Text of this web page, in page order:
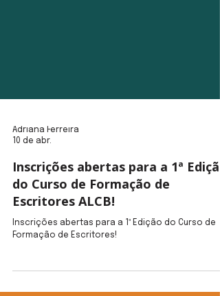
Adriana Ferreira
10 de abr.
Inscrições abertas para a 1ª Edição
do Curso de Formação de
Inscrições abertas para a 1ª Edição do Curso de